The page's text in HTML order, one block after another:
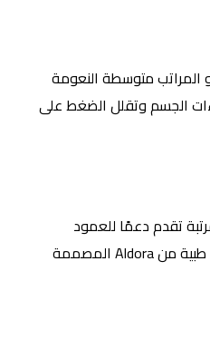
المراتب متوسطة النعومة
الجسم وتقلل الضغط على
تقدم دعمًا للعمود
الفقري بالكامل، مثل مراتب طبية من Aldora المصممة